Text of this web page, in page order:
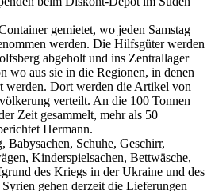
gemietet, wo jeden Samstag
werden. Die Hilfsgüter werden
abgeholt und ins Zentrallager
wo aus sie in die Regionen, in denen
werden. Dort werden die Artikel von
verteilt. An die 100 Tonnen
Zeit gesammelt, mehr als 50
Hermann.
Babysachen, Schuhe, Geschirr,
Kinderspielsachen, Bettwäsche,
des Kriegs in der Ukraine und des
gehen derzeit die Lieferungen